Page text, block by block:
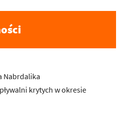
Nabrdalika
krytych w okresie